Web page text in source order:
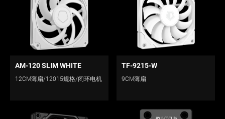
AM-120 SLIM WHITE
12CM薄扇/12015规格/闭环电机
TF-9215-W
9CM薄扇